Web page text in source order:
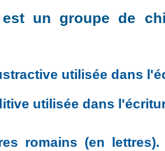
est un groupe de
utilisée dans
utilisée dans
romains (en